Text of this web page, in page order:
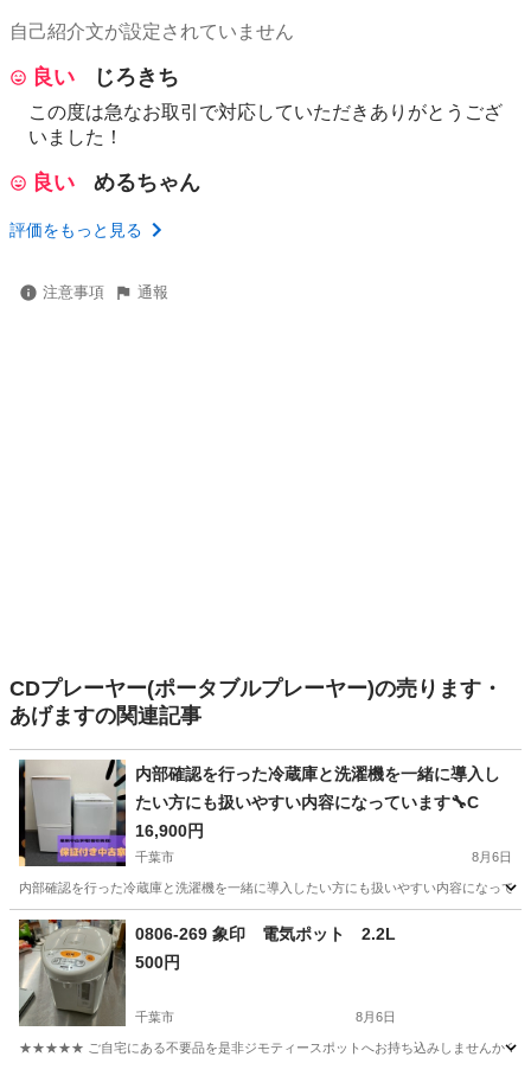
自己紹介文が設定されていません
良い じろきち
この度は急なお取引で対応していただきありがとうござ
いました！
良い めるちゃん
評価をもっと見る
注意事項 通報
CDプレーヤー(ポータブルプレーヤー)の売ります・
あげますの関連記事
内部確認を行った冷蔵庫と洗濯機を一緒に導入し
たい方にも扱いやすい内容になっています🔧C
16,900円
千葉市 8月6日
内部確認を行った冷蔵庫と洗濯機を一緒に導入したい方にも扱いやすい内容になって
千葉 千葉市 TWINBIRD
0806-269 象印 電気ポット 2.2L
500円
千葉市 8月6日
★★★★★ ご自宅にある不要品を是非ジモティースポットへお持ち込みしませんか？